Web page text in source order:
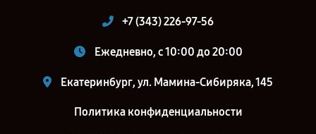
+7 (343) 226-97-56
Ежедневно, с 10:00 до 20:00
Екатеринбург, ул. Мамина-Сибиряка, 145
Политика конфиденциальности